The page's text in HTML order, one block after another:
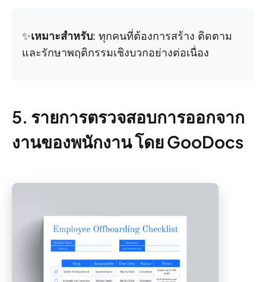
✨เหมาะสำหรับ: ทุกคนที่ต้องการสร้าง ติดตาม
และรักษาพฤติกรรมเชิงบวกอย่างต่อเนื่อง
5. รายการตรวจสอบการออกจาก
งานของพนักงาน โดย GooDocs